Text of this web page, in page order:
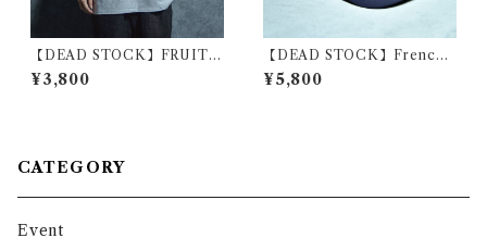
【DEAD STOCK】FRUIT
OF THE LOOM Euro Mod
el T Shirt Ash Gray フルー
¥3,800
【DEAD STOCK】French
Navy Cap フランス 海軍 キャ
ップ ジェットキャップ
¥5,800
CATEGORY
Event